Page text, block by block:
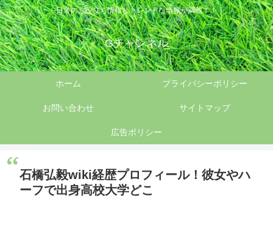
日常のお役立ち情報とトレンドな情報が満載！！
Gチャンネル
ホーム プライバシーポリシー
お問い合わせ サイトマップ
広告ポリシー
石橋弘毅wiki経歴プロフィール！彼女やハ
ーフで出身高校大学どこ